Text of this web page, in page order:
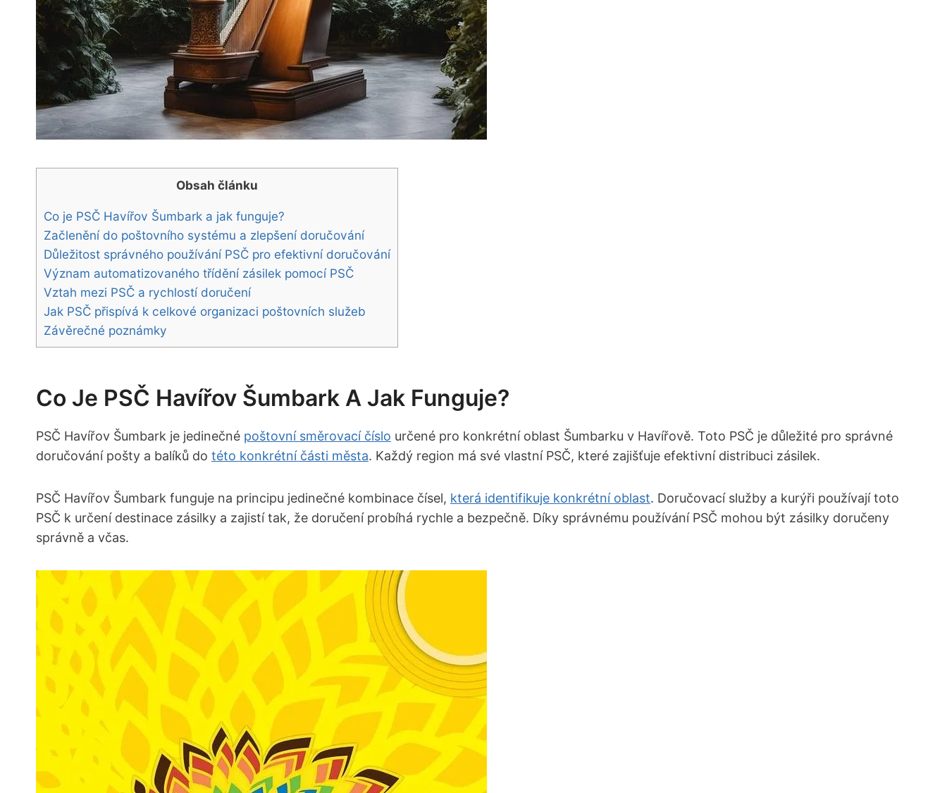
Obsah článku
Co je PSČ Havířov Šumbark a jak funguje?
Začlenění do poštovního systému a zlepšení doručování
Důležitost správného používání PSČ pro efektivní doručování
Význam automatizovaného třídění zásilek pomocí PSČ
Vztah⁣ mezi PSČ a rychlostí doručení
Jak⁤ PSČ přispívá k celkové organizaci⁤ poštovních služeb
Závěrečné poznámky
Co Je PSČ Havířov Šumbark A Jak Funguje?
PSČ Havířov Šumbark⁢ je jedinečné poštovní směrovací číslo ‌ určené pro konkrétní oblast ⁢Šumbarku v Havířově. Toto PSČ je důležité pro správné
doručování pošty a balíků do této konkrétní části města.‍ Každý region má své vlastní⁤ PSČ, které zajišťuje efektivní distribuci zásilek.
PSČ Havířov‌ Šumbark funguje na principu jedinečné kombinace čísel, která identifikuje konkrétní oblast. Doručovací služby a kurýři používají toto
PSČ k určení destinace zásilky ​a zajistí tak, že doručení probíhá rychle a bezpečně. Díky správnému používání PSČ mohou⁣ být zásilky doručeny
správně a‍ včas.